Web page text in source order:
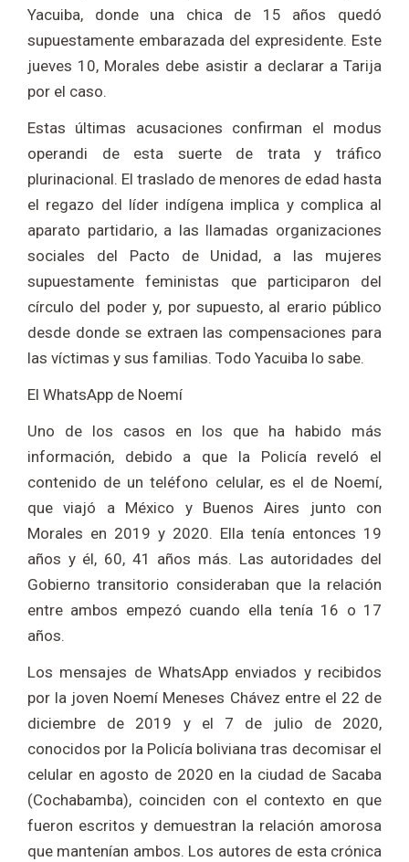
Yacuiba, donde una chica de 15 años quedó
supuestamente embarazada del expresidente. Este
jueves 10, Morales debe asistir a declarar a Tarija
por el caso.
Estas últimas acusaciones confirman el modus
operandi de esta suerte de trata y tráfico
plurinacional. El traslado de menores de edad hasta
el regazo del líder indígena implica y complica al
aparato partidario, a las llamadas organizaciones
sociales del Pacto de Unidad, a las mujeres
supuestamente feministas que participaron del
círculo del poder y, por supuesto, al erario público
desde donde se extraen las compensaciones para
las víctimas y sus familias. Todo Yacuiba lo sabe.
El WhatsApp de Noemí
Uno de los casos en los que ha habido más
información, debido a que la Policía reveló el
contenido de un teléfono celular, es el de Noemí,
que viajó a México y Buenos Aires junto con
Morales en 2019 y 2020. Ella tenía entonces 19
años y él, 60, 41 años más. Las autoridades del
Gobierno transitorio consideraban que la relación
entre ambos empezó cuando ella tenía 16 o 17
años.
Los mensajes de WhatsApp enviados y recibidos
por la joven Noemí Meneses Chávez entre el 22 de
diciembre de 2019 y el 7 de julio de 2020,
conocidos por la Policía boliviana tras decomisar el
celular en agosto de 2020 en la ciudad de Sacaba
(Cochabamba), coinciden con el contexto en que
fueron escritos y demuestran la relación amorosa
que mantenían ambos. Los autores de esta crónica